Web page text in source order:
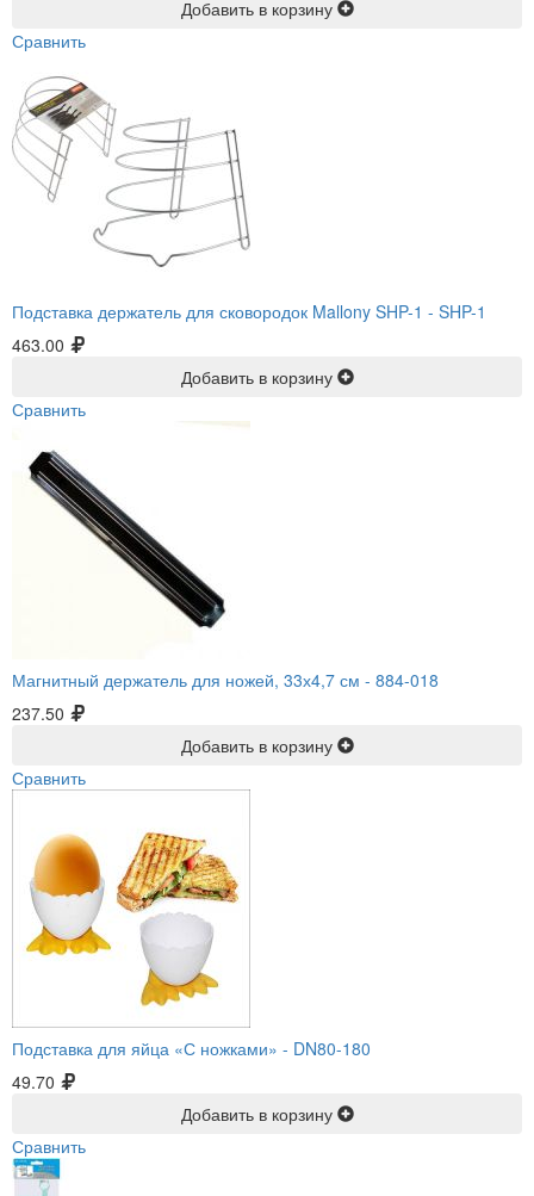
Добавить в корзину
Сравнить
Подставка держатель для сковородок Mallony SHP-1 - SHP-1
463.00
Добавить в корзину
Сравнить
Магнитный держатель для ножей, 33х4,7 см - 884-018
237.50
Добавить в корзину
Сравнить
Подставка для яйца «С ножками» - DN80-180
49.70
Добавить в корзину
Сравнить